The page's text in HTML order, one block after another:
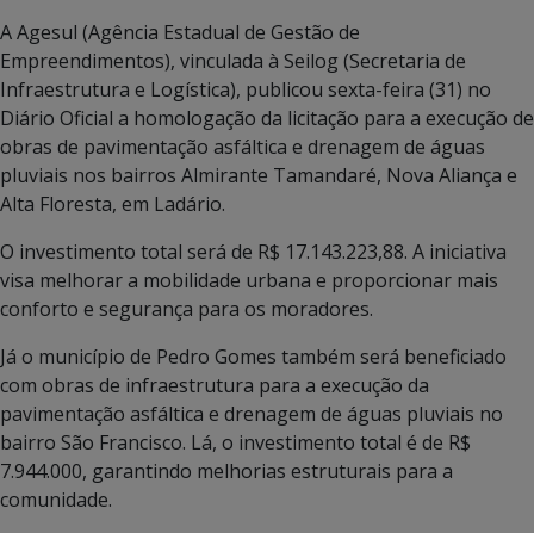
A Agesul (Agência Estadual de Gestão de
Empreendimentos), vinculada à Seilog (Secretaria de
Infraestrutura e Logística), publicou sexta-feira (31) no
Diário Oficial a homologação da licitação para a execução de
obras de pavimentação asfáltica e drenagem de águas
pluviais nos bairros Almirante Tamandaré, Nova Aliança e
Alta Floresta, em Ladário.
O investimento total será de R$ 17.143.223,88. A iniciativa
visa melhorar a mobilidade urbana e proporcionar mais
conforto e segurança para os moradores.
Já o município de Pedro Gomes também será beneficiado
com obras de infraestrutura para a execução da
pavimentação asfáltica e drenagem de águas pluviais no
bairro São Francisco. Lá, o investimento total é de R$
7.944.000, garantindo melhorias estruturais para a
comunidade.